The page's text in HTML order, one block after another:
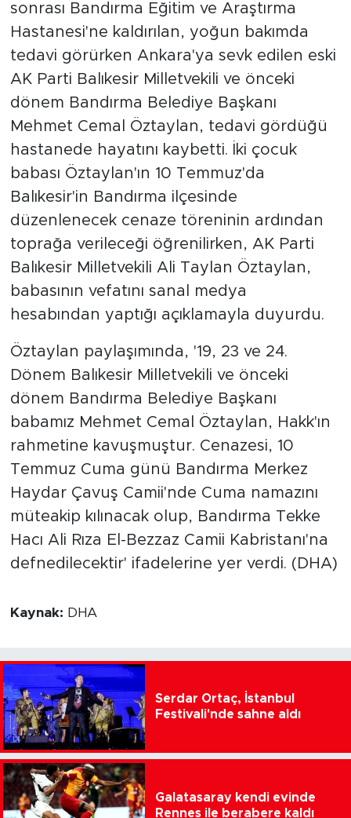
sonrası Bandırma Eğitim ve Araştırma
Hastanesi'ne kaldırılan, yoğun bakımda
tedavi görürken Ankara'ya sevk edilen eski
AK Parti Balıkesir Milletvekili ve önceki
dönem Bandırma Belediye Başkanı
Mehmet Cemal Öztaylan, tedavi gördüğü
hastanede hayatını kaybetti. İki çocuk
babası Öztaylan'ın 10 Temmuz'da
Balıkesir'in Bandırma ilçesinde
düzenlenecek cenaze töreninin ardından
toprağa verileceği öğrenilirken, AK Parti
Balıkesir Milletvekili Ali Taylan Öztaylan,
babasının vefatını sanal medya
hesabından yaptığı açıklamayla duyurdu.
Öztaylan paylaşımında, '19, 23 ve 24.
Dönem Balıkesir Milletvekili ve önceki
dönem Bandırma Belediye Başkanı
babamız Mehmet Cemal Öztaylan, Hakk'ın
rahmetine kavuşmuştur. Cenazesi, 10
Temmuz Cuma günü Bandırma Merkez
Haydar Çavuş Camii'nde Cuma namazını
müteakip kılınacak olup, Bandırma Tekke
Hacı Ali Rıza El-Bezzaz Camii Kabristanı'na
defnedilecektir' ifadelerine yer verdi. (DHA)
Kaynak: DHA
Serdar Ortaç, İstanbul
Festivali'nde sahne aldı
Galatasaray kendi evinde
Rennes ile berabere kaldı